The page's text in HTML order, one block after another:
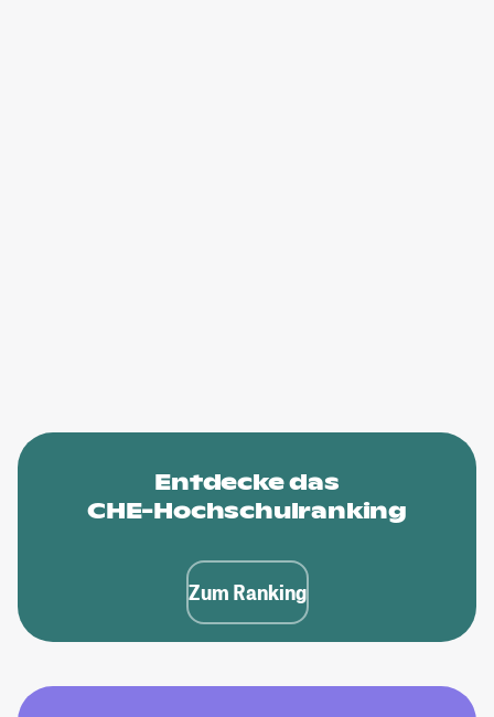
Entdecke das
CHE-Hochschulranking
Zum Ranking